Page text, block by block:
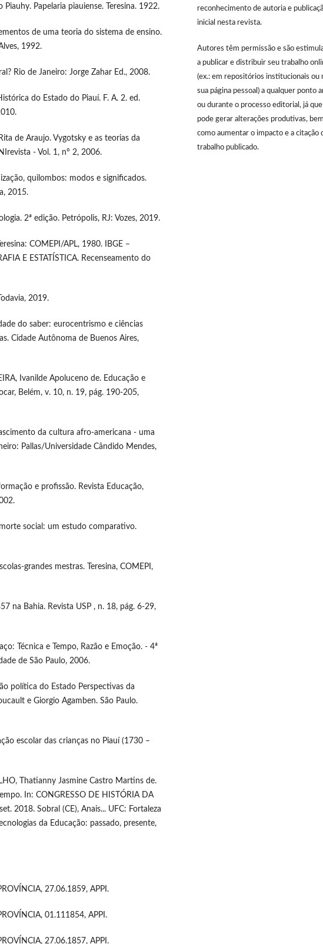
Papelaria piauiense. Teresina. 1922.
de uma teoria do sistema de ensino.
1992.
Rio de Janeiro: Jorge Zahar Ed., 2008.
do Estado do Piauí. F. A. 2. ed.
de Araujo. Vygotsky e as teorias da
- Vol. 1, n° 2, 2006.
quilombos: modos e significados.
2015.
2ª edição. Petrópolis, RJ: Vozes, 2019.
COMEPI/APL, 1980. IBGE –
E ESTATÍSTICA. Recenseamento do
2019.
do saber: eurocentrismo e ciências
Cidade Autônoma de Buenos Aires,
Ivanilde Apoluceno de. Educação e
Belém, v. 10, n. 19, pág. 190-205,
da cultura afro-americana - uma
Pallas/Universidade Cândido Mendes,
e profissão. Revista Educação,
social: um estudo comparativo.
grandes mestras. Teresina, COMEPI,
na Bahia. Revista USP , n. 18, pág. 6-29,
Técnica e Tempo, Razão e Emoção. - 4ª
de São Paulo, 2006.
política do Estado Perspectivas da
e Giorgio Agamben. São Paulo.
escolar das crianças no Piauí (1730 –
Thatianny Jasmine Castro Martins de.
In: CONGRESSO DE HISTÓRIA DA
2018. Sobral (CE), Anais... UFC: Fortaleza
da Educação: passado, presente,
27.06.1859, APPI.
01.111854, APPI.
27.06.1857, APPI.
reconhecimento de autoria e
inicial nesta revista.
Autores têm permissão e são
a publicar e distribuir seu trabalho
(ex.: em repositórios institucionais ou
sua página pessoal) a qualquer ponto
ou durante o processo editorial, já
pode gerar alterações produtivas, bem
como aumentar o impacto e a citação
trabalho publicado.